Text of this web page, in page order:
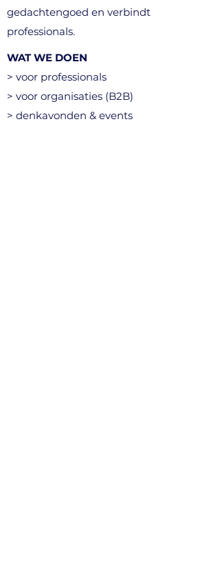
gedachtengoed en verbindt
professionals.
WAT WE DOEN
> voor professionals
> voor organisaties (B2B)
> denkavonden & events